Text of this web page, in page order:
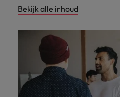
Bekijk alle inhoud